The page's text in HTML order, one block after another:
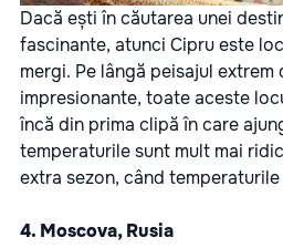
Dacă ești în căutarea unei
fascinante, atunci Cipru este
mergi. Pe lângă peisajul
impresionante, toate aceste
încă din prima clipă în care
temperaturile sunt mult mai
extra sezon, când temperaturile
4. Moscova, Rusia